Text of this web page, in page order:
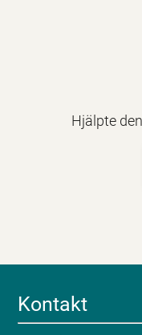
Hjälpte
Kontakt